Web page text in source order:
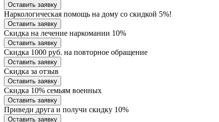
Оставить заявку
Наркологическая помощь на дому со скидкой 5%!
Оставить заявку
Скидка на лечение наркомании 10%
Оставить заявку
Скидка 1000 руб. на повторное обращение
Оставить заявку
Скидка за отзыв
Оставить заявку
Скидка 10% семьям военных
Оставить заявку
Приведи друга и получи скидку 10%
Оставить заявку